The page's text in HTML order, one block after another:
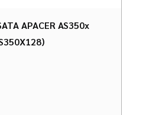
APACER AS350x